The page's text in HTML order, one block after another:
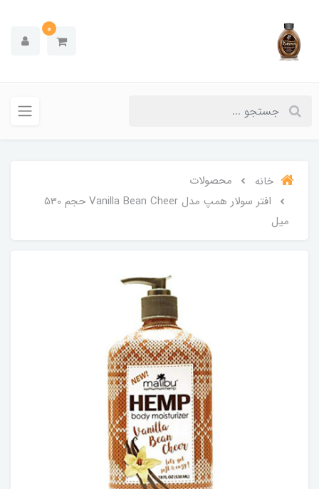
0
خانه
محصولات
افتر سولار همپ مدل Vanilla Bean Cheer حجم 530
میل